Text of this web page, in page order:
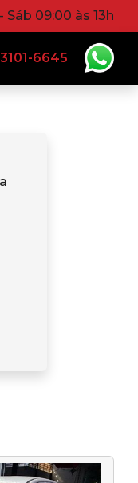
Sáb 09:00 às 13h
6645